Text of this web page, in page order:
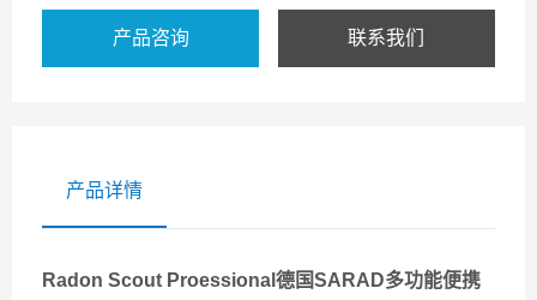
产品咨询 联系我们
产品详情
Radon Scout Proessional 德国SARAD多功能便携